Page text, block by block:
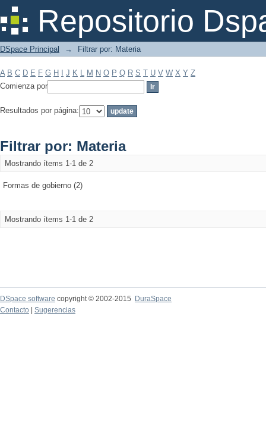
Repositorio
Filtrar por: Materia
DSpace Principal → Filtrar por: Materia
A B C D E F G H J K L M N O P Q R S T U V W X Y Z
Comienza por
Resultados por página:
Filtrar por: Materia
Mostrando ítems 1-1 de 2
Formas de gobierno (2)
Mostrando ítems 1-1 de 2
DSpace software copyright © 2002-2015
DuraSpace
Contacto
Sugerencias